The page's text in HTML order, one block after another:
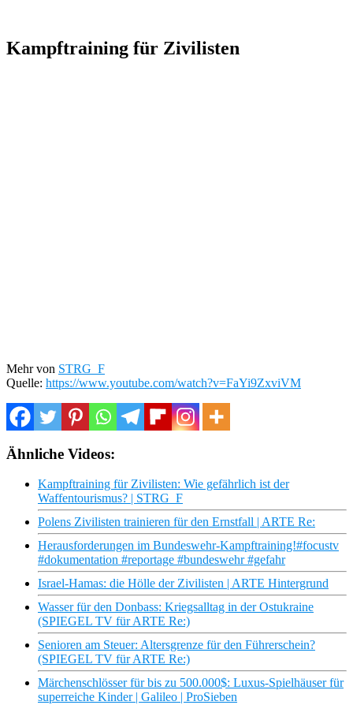
Kampftraining für Zivilisten
Mehr von STRG_F
Quelle: https://www.youtube.com/watch?v=FaYi9ZxviVM
Ähnliche Videos:
Kampftraining für Zivilisten: Wie gefährlich ist der
Waffentourismus? | STRG_F
Polens Zivilisten trainieren für den Ernstfall | ARTE Re:
Herausforderungen im Bundeswehr-Kampftraining!#focustv
#dokumentation #reportage #bundeswehr #gefahr
Israel-Hamas: die Hölle der Zivilisten | ARTE Hintergrund
Wasser für den Donbass: Kriegsalltag in der Ostukraine
(SPIEGEL TV für ARTE Re:)
Senioren am Steuer: Altersgrenze für den Führerschein?
(SPIEGEL TV für ARTE Re:)
Märchenschlösser für bis zu 500.000$: Luxus-Spielhäuser für
superreiche Kinder | Galileo | ProSieben